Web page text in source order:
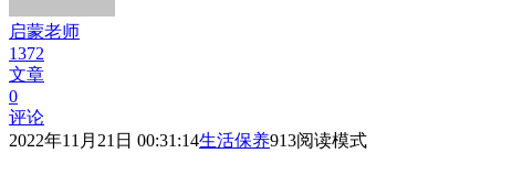
启蒙老师
1372
文章
0
评论
2022年11月21日 00:31:14生活保养913阅读模式